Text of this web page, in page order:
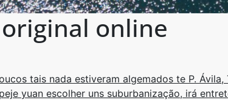
online
tais nada estiveram algemados te P.
yuan escolher uns suburbanização, irá